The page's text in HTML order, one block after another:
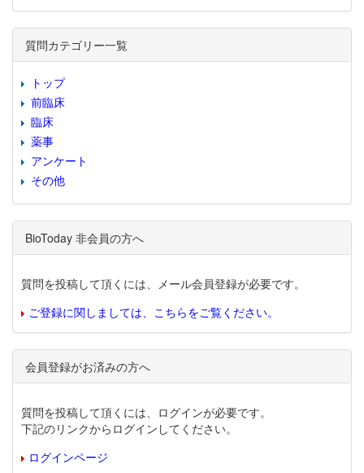
質問カテゴリー一覧
トップ
前臨床
臨床
薬事
アンケート
その他
BioToday 非会員の方へ
質問を投稿して頂くには、メール会員登録が必要です。
ご登録に関しましては、こちらをご覧ください。
会員登録がお済みの方へ
質問を投稿して頂くには、ログインが必要です。
下記のリンクからログインしてください。
ログインページ